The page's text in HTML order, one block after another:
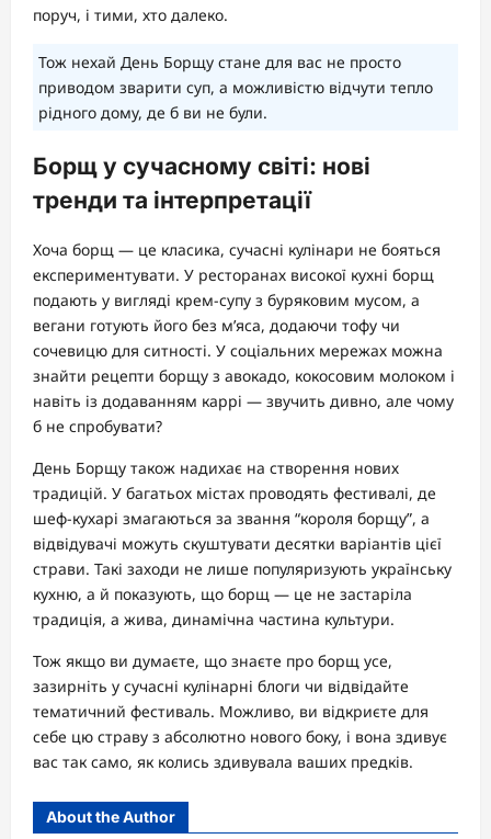
поруч, і тими, хто далеко.
Тож нехай День Борщу стане для вас не просто
приводом зварити суп, а можливістю відчути тепло
рідного дому, де б ви не були.
Борщ у сучасному світі: нові
тренди та інтерпретації
Хоча борщ — це класика, сучасні кулінари не бояться
експериментувати. У ресторанах високої кухні борщ
подають у вигляді крем-супу з буряковим мусом, а
вегани готують його без м’яса, додаючи тофу чи
сочевицю для ситності. У соціальних мережах можна
знайти рецепти борщу з авокадо, кокосовим молоком і
навіть із додаванням каррі — звучить дивно, але чому
б не спробувати?
День Борщу також надихає на створення нових
традицій. У багатьох містах проводять фестивалі, де
шеф-кухарі змагаються за звання “короля борщу”, а
відвідувачі можуть скуштувати десятки варіантів цієї
страви. Такі заходи не лише популяризують українську
кухню, а й показують, що борщ — це не застаріла
традиція, а жива, динамічна частина культури.
Тож якщо ви думаєте, що знаєте про борщ усе,
зазирніть у сучасні кулінарні блоги чи відвідайте
тематичний фестиваль. Можливо, ви відкриєте для
себе цю страву з абсолютно нового боку, і вона здивує
вас так само, як колись здивувала ваших предків.
About the Author